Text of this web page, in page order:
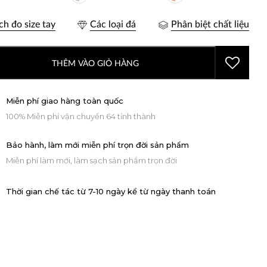
đo size tay Các loại đá Phân biệt chất liệu
THÊM VÀO GIỎ HÀNG
Miễn phí giao hàng toàn quốc
100% Miễn phí vận chuyển 64 tỉnh thành
Bảo hành, làm mới miễn phí trọn đời sản phẩm
Miễn phí làm mới, làm sạch sản phẩm trọn đời
Thời gian chế tác từ 7-10 ngày kể từ ngày thanh toán